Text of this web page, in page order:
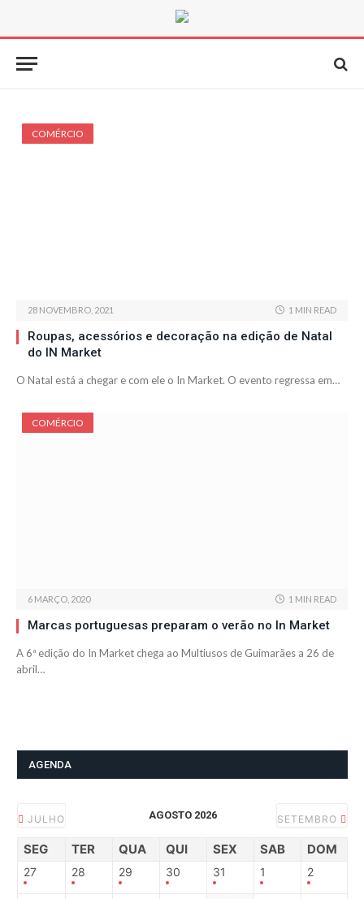
COMÉRCIO
28 NOVEMBRO, 2021 1 MIN READ
Roupas, acessórios e decoração na edição de Natal
do IN Market
O Natal está a chegar e com ele o In Market. O evento regressa em…
COMÉRCIO
6 MARÇO, 2020 1 MIN READ
Marcas portuguesas preparam o verão no In Market
A 6ª edição do In Market chega ao Multiusos de Guimarães a 26 de
abril…
AGENDA
JULHO AGOSTO 2026 SETEMBRO
SEG TER QUA QUI SEX SAB DOM
27 28 29 30 31 1 2